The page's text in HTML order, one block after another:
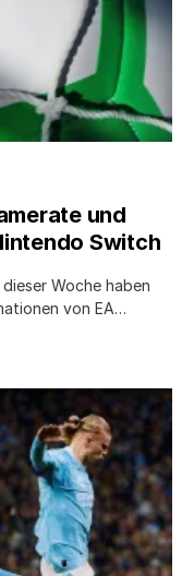
und
Switch
Woche haben
von EA…